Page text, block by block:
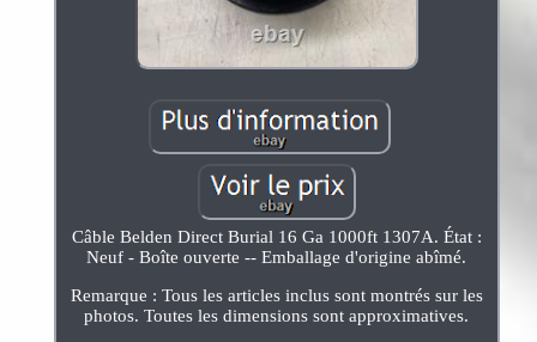
Câble Belden Direct Burial 16 Ga 1000ft 1307A. État :
Neuf - Boîte ouverte -- Emballage d'origine abîmé.
Remarque : Tous les articles inclus sont montrés sur les
photos. Toutes les dimensions sont approximatives.